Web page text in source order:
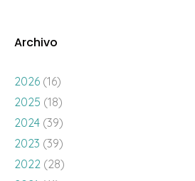
Archivo
2026 (16)
2025 (18)
2024 (39)
2023 (39)
2022 (28)